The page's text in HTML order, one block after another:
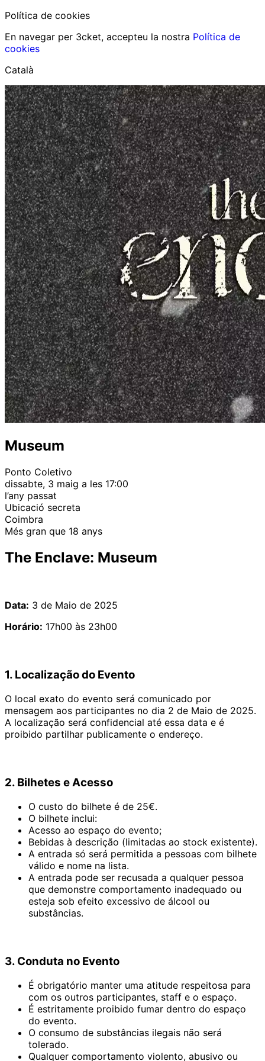
Política de cookies
En navegar per 3cket, accepteu la nostra Política de
cookies
Català
Museum
Ponto Coletivo
dissabte, 3 maig a les 17:00
l’any passat
Ubicació secreta
Coimbra
Més gran que 18 anys
The Enclave: Museum
Data: 3 de Maio de 2025
Horário: 17h00 às 23h00
1. Localização do Evento
O local exato do evento será comunicado por
mensagem aos participantes no dia 2 de Maio de 2025.
A localização será confidencial até essa data e é
proibido partilhar publicamente o endereço.
2. Bilhetes e Acesso
O custo do bilhete é de 25€.
O bilhete inclui:
Acesso ao espaço do evento;
Bebidas à descrição (limitadas ao stock existente).
A entrada só será permitida a pessoas com bilhete
válido e nome na lista.
A entrada pode ser recusada a qualquer pessoa
que demonstre comportamento inadequado ou
esteja sob efeito excessivo de álcool ou
substâncias.
3. Conduta no Evento
É obrigatório manter uma atitude respeitosa para
com os outros participantes, staff e o espaço.
É estritamente proibido fumar dentro do espaço
do evento.
O consumo de substâncias ilegais não será
tolerado.
Qualquer comportamento violento, abusivo ou